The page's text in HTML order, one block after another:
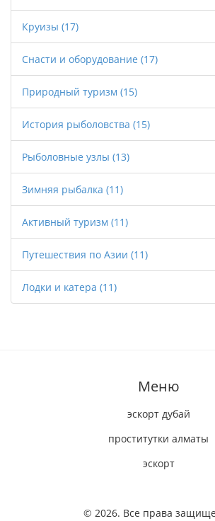
Круизы (17)
Снасти и оборудование (17)
Природный туризм (15)
История рыболовства (15)
Рыболовные узлы (13)
Зимняя рыбалка (11)
Активный туризм (11)
Путешествия по Азии (11)
Лодки и катера (11)
Меню
эскорт дубай
проститутки алматы
эскорт
© 2026. Все права